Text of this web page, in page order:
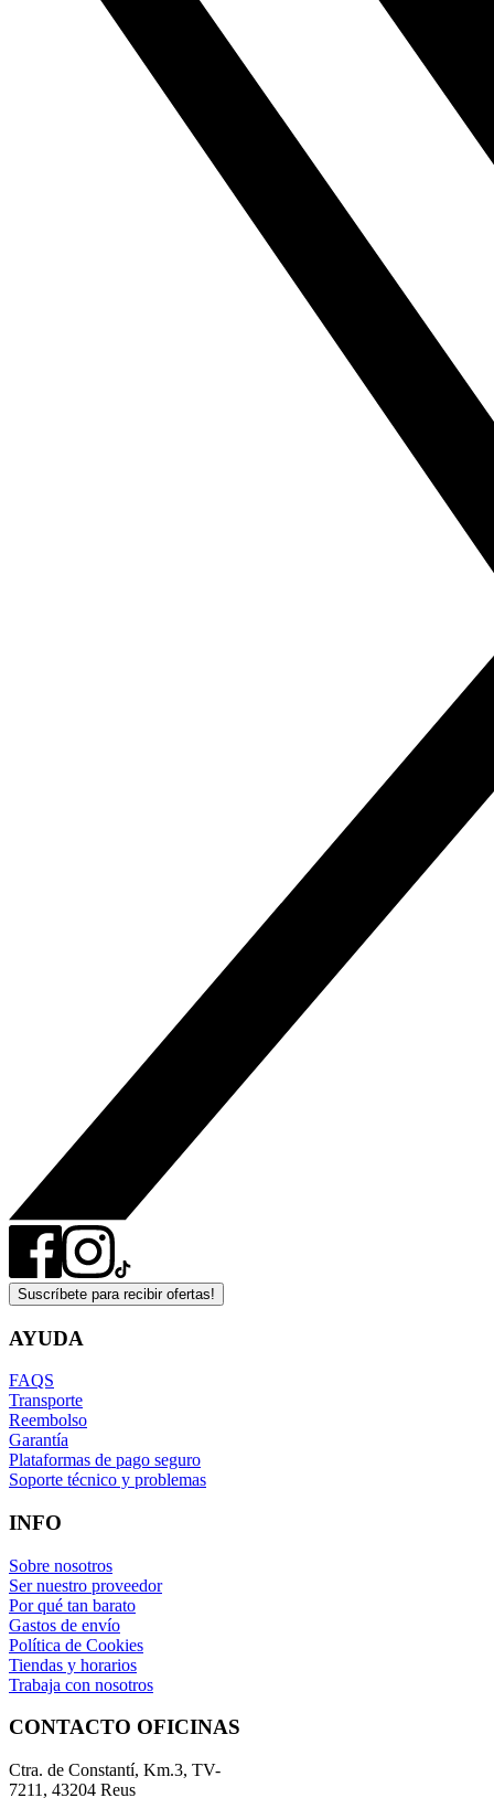
Suscríbete para recibir ofertas!
AYUDA
FAQS
Transporte
Reembolso
Garantía
Plataformas de pago seguro
Soporte técnico y problemas
INFO
Sobre nosotros
Ser nuestro proveedor
Por qué tan barato
Gastos de envío
Política de Cookies
Tiendas y horarios
Trabaja con nosotros
CONTACTO OFICINAS
Ctra. de Constantí, Km.3, TV-
7211, 43204 Reus